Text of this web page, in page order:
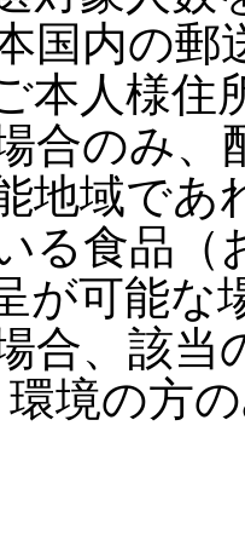
国内の郵
本人様住
合のみ、
地域であ
る食品（
が可能な
合、該当
環境の方